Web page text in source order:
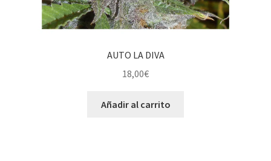
AUTO LA DIVA
18,00€
Añadir al carrito